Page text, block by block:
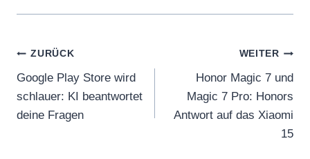
o
o
Beitragsnavigation
ZURÜCK
Google Play Store wird
schlauer: KI beantwortet
deine Fragen
WEITER
Honor Magic 7 und
Magic 7 Pro: Honors
Antwort auf das Xiaomi
15